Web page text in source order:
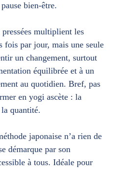
bien-être.
pressées multiplient les
fois par jour, mais une seule
un changement, surtout
équilibrée et à un
au quotidien. Bref, pas
en yogi ascète : la
quantité.
japonaise n’a rien de
démarque par son
à tous. Idéale pour